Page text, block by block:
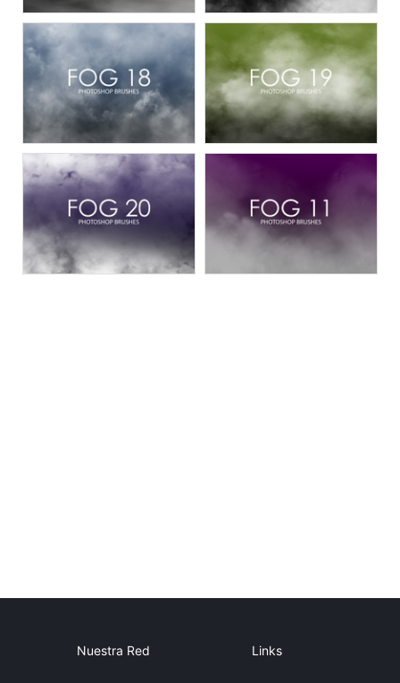
Nuestra Red Links